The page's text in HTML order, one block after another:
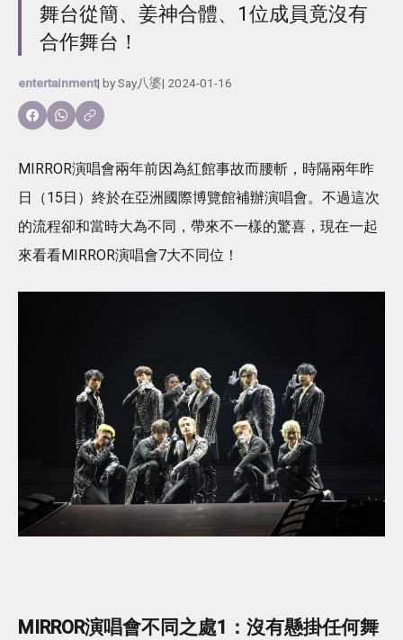
舞台從簡、姜神合體、1位成員竟沒有
合作舞台！
entertainment| bySay八婆| 2024-01-16
MIRROR演唱會兩年前因為紅館事故而腰斬，時隔兩年昨
日（15日）終於在亞洲國際博覽館補辦演唱會。不過這次
的流程卻和當時大為不同，帶來不一樣的驚喜，現在一起
來看看MIRROR演唱會7大不同位！
MIRROR演唱會不同之處1：沒有懸掛任何舞